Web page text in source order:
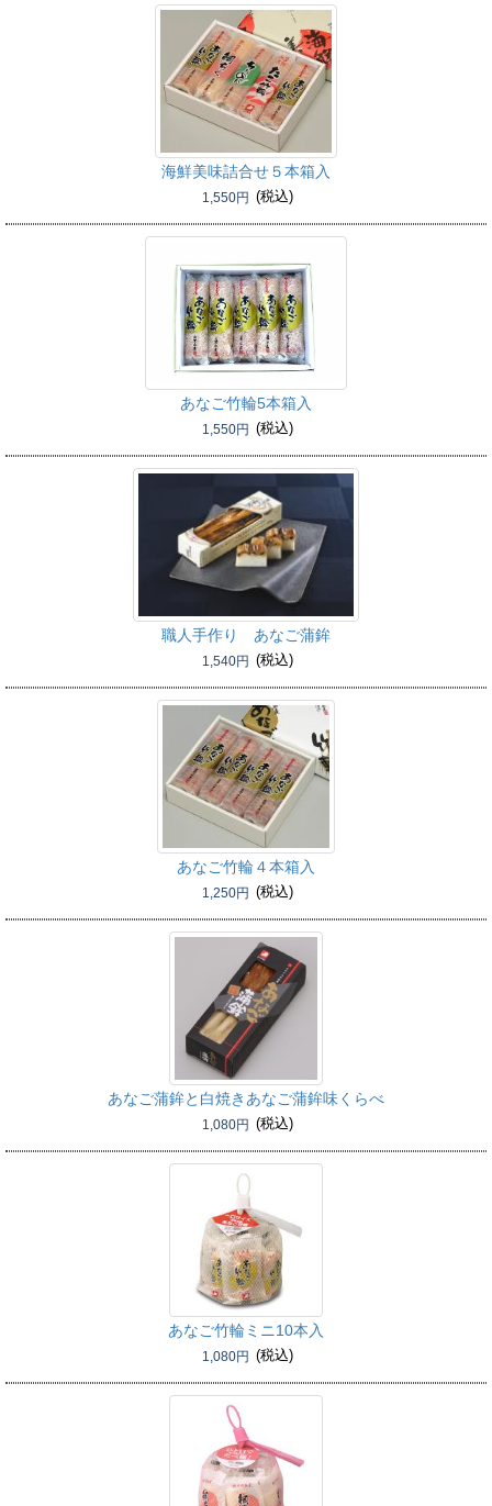
海鮮美味詰合せ５本箱入
1,550円 (税込)
あなご竹輪5本箱入
1,550円 (税込)
職人手作り あなご蒲鉾
1,540円 (税込)
あなご竹輪４本箱入
1,250円 (税込)
あなご蒲鉾と白焼きあなご蒲鉾味くらべ
1,080円 (税込)
あなご竹輪ミニ10本入
1,080円 (税込)